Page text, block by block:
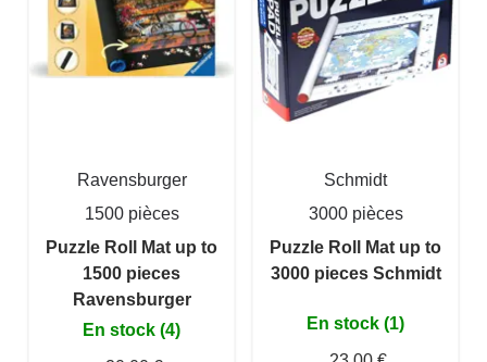
Ravensburger
1500 pièces
Puzzle Roll Mat up to
1500 pieces
Ravensburger
En stock (4)
Schmidt
3000 pièces
Puzzle Roll Mat up to
3000 pieces Schmidt
En stock (1)